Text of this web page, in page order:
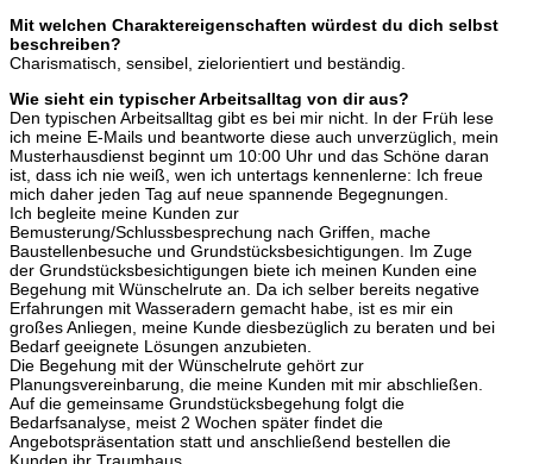
Mit welchen Charaktereigenschaften würdest du dich selbst
beschreiben?
Charismatisch, sensibel, zielorientiert und beständig.
Wie sieht ein typischer Arbeitsalltag von dir aus?
Den typischen Arbeitsalltag gibt es bei mir nicht. In der Früh lese
ich meine E-Mails und beantworte diese auch unverzüglich, mein
Musterhausdienst beginnt um 10:00 Uhr und das Schöne daran
ist, dass ich nie weiß, wen ich untertags kennenlerne: Ich freue
mich daher jeden Tag auf neue spannende Begegnungen.
Ich begleite meine Kunden zur
Bemusterung/Schlussbesprechung nach Griffen, mache
Baustellenbesuche und Grundstücksbesichtigungen. Im Zuge
der Grundstücksbesichtigungen biete ich meinen Kunden eine
Begehung mit Wünschelrute an. Da ich selber bereits negative
Erfahrungen mit Wasseradern gemacht habe, ist es mir ein
großes Anliegen, meine Kunde diesbezüglich zu beraten und bei
Bedarf geeignete Lösungen anzubieten.
Die Begehung mit der Wünschelrute gehört zur
Planungsvereinbarung, die meine Kunden mit mir abschließen.
Auf die gemeinsame Grundstücksbegehung folgt die
Bedarfsanalyse, meist 2 Wochen später findet die
Angebotspräsentation statt und anschließend bestellen die
Kunden ihr Traumhaus.